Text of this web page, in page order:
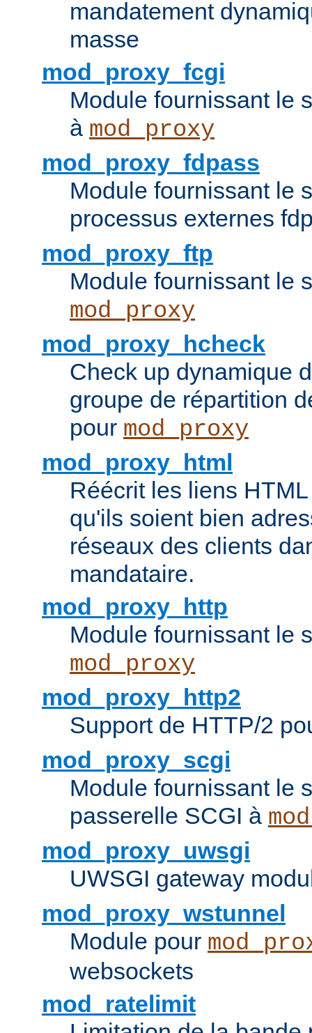
mandatement
masse
mod_proxy_fcgi
Module fournissant le
à mod_proxy
mod_proxy_fdpass
Module fournissant le
processus externes
mod_proxy_ftp
Module fournissant le
mod_proxy
mod_proxy_hcheck
Check up dynamique
groupe de répartition
pour mod_proxy
mod_proxy_html
Réécrit les liens
qu'ils soient bien
réseaux des clients
mandataire.
mod_proxy_http
Module fournissant le
mod_proxy
mod_proxy_http2
Support de HTTP/2
mod_proxy_scgi
Module fournissant le
passerelle SCGI à
mod_proxy_uwsgi
UWSGI gateway
mod_proxy_wstunnel
Module pour
websockets
mod_ratelimit